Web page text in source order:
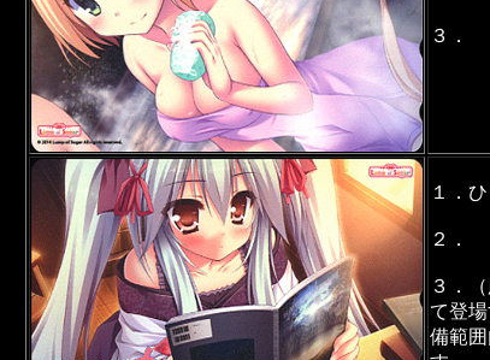
３．
１．
２．
３．
て登
備範